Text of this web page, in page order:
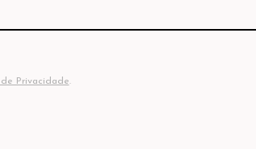
Privacidade.